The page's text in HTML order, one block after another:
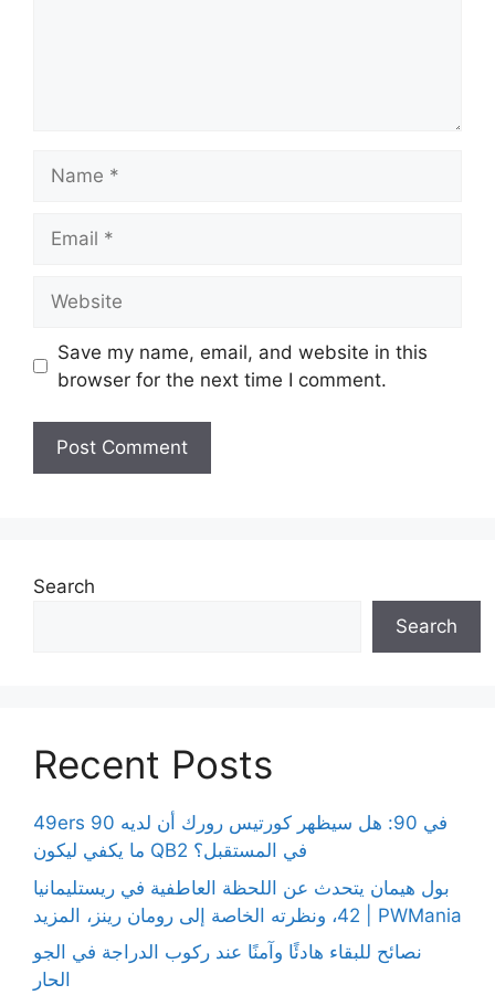
Save my name, email, and website in this
browser for the next time I comment.
Search
Search
Recent Posts
49ers 90 في 90: هل سيظهر كورتيس رورك أن لديه
ما يكفي ليكون QB2 في المستقبل؟
بول هيمان يتحدث عن اللحظة العاطفية في ريستليمانيا
42، ونظرته الخاصة إلى رومان رينز، المزيد | PWMania
نصائح للبقاء هادئًا وآمنًا عند ركوب الدراجة في الجو
الحار